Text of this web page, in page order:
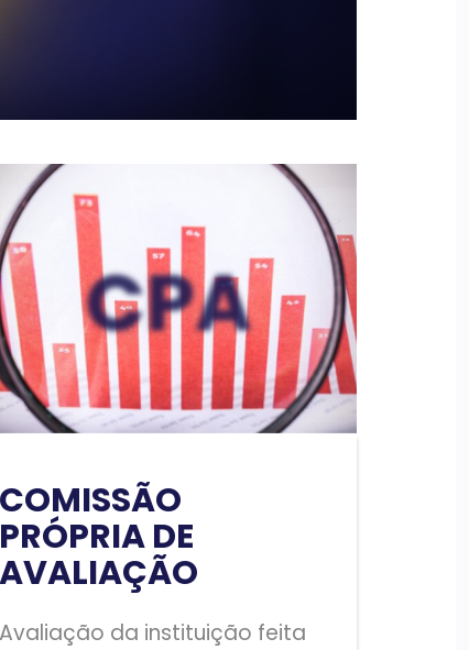
COMISSÃO
PRÓPRIA DE
AVALIAÇÃO
Avaliação da instituição feita